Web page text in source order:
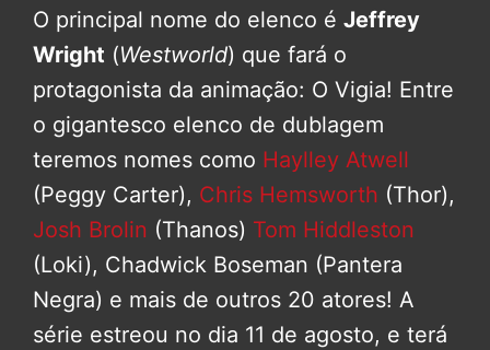
O principal nome do elenco é Jeffrey
Wright (Westworld) que fará o
protagonista da animação: O Vigia! Entre
o gigantesco elenco de dublagem
teremos nomes como Haylley Atwell
(Peggy Carter), Chris Hemsworth (Thor),
Josh Brolin (Thanos) Tom Hiddleston
(Loki), Chadwick Boseman (Pantera
Negra) e mais de outros 20 atores! A
série estreou no dia 11 de agosto, e terá